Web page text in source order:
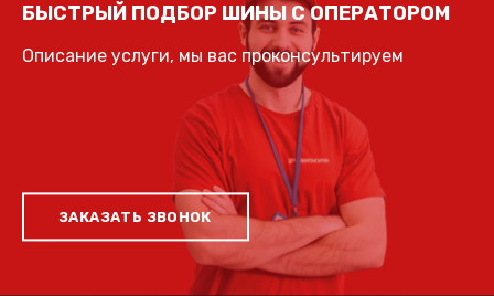
БЫСТРЫЙ ПОДБОР ШИНЫ С ОПЕРАТОРОМ
Описание услуги, мы вас проконсультируем
ЗАКАЗАТЬ ЗВОНОК